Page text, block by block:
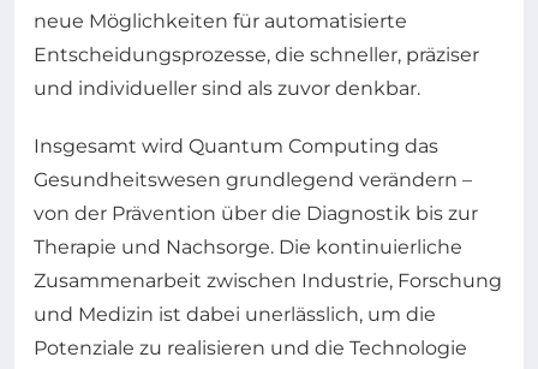
neue Möglichkeiten für automatisierte
Entscheidungsprozesse, die schneller, präziser
und individueller sind als zuvor denkbar.
Insgesamt wird Quantum Computing das
Gesundheitswesen grundlegend verändern –
von der Prävention über die Diagnostik bis zur
Therapie und Nachsorge. Die kontinuierliche
Zusammenarbeit zwischen Industrie, Forschung
und Medizin ist dabei unerlässlich, um die
Potenziale zu realisieren und die Technologie